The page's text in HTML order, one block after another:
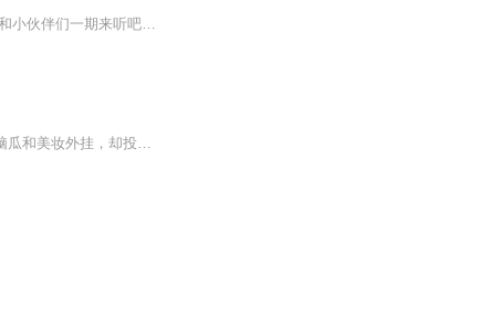
逍遥王妃 绝对的良心作品，情节丰富多彩，跌宕起伏，音质高，声音扣动心弦。。喜欢就分享和小伙伴们一期来听吧。欢迎点赞评论啊。。手指轻轻一点分享出去，很简单的动作，但是这就是对我们节目的最大支持和厚爱。不要钱，不要赞助。只要您的的多分享，多评论。。还等什么亲。动手吧。绝对的良心作品，情节丰富多彩，跌宕起伏，音质高，声音扣动心弦。。喜欢就分享和小伙伴们一期来听吧。欢迎点赞评论啊。。手指轻轻一点分享出去，很简单的动作，但是这就是对我们节目的最大支持和厚爱。不要钱，不要赞助。只要您的的多分享，多评论。。还等什么亲。动手吧。
商业间谍女飞贼万若黎意外穿越，除了一身本事还有美妆高科技装备作为外挂。凭着还不错的脑瓜和美妆外挂，却投身到憋屈官宦世家之女身上。面对世界变革的腥风血雨，这世界容不得女人掌权，万若黎也用实际行动证明了“颜即是正义”，坎坷恋爱，逆袭打脸。